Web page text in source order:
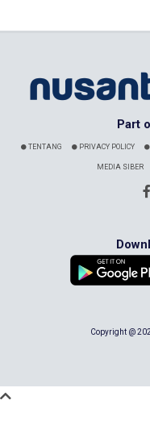
Part
TENTANG PRIVACY POLICY
MEDIA SIBER
Copyright @